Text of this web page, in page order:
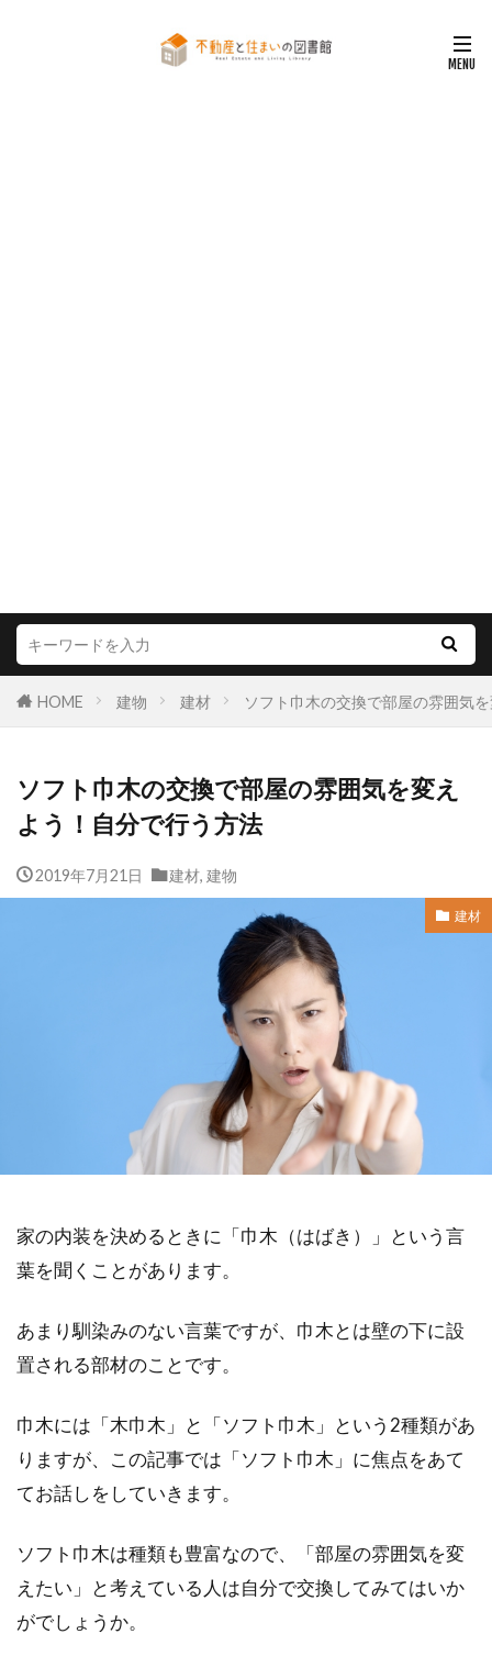
HOME 建物 建材 ソフト巾木の交換で部屋の雰囲気
ソフト巾木の交換で部屋の雰囲気を変え
よう！自分で行う方法
2019年7月21日 建材, 建物
建材
家の内装を決めるときに「巾木（はばき）」という言
葉を聞くことがあります。
あまり馴染みのない言葉ですが、巾木とは壁の下に設
置される部材のことです。
巾木には「木巾木」と「ソフト巾木」という2種類があ
りますが、この記事では「ソフト巾木」に焦点をあて
てお話しをしていきます。
ソフト巾木は種類も豊富なので、「部屋の雰囲気を変
えたい」と考えている人は自分で交換してみてはいか
がでしょうか。